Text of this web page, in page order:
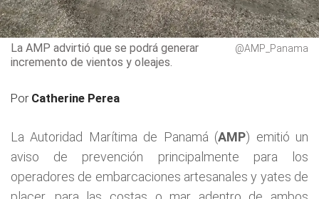
La AMP advirtió que se podrá generar
incremento de vientos y oleajes.
@AMP_Panama
Por Catherine Perea
La Autoridad Marítima de Panamá (AMP) emitió un
aviso de prevención principalmente para los
operadores de embarcaciones artesanales y yates de